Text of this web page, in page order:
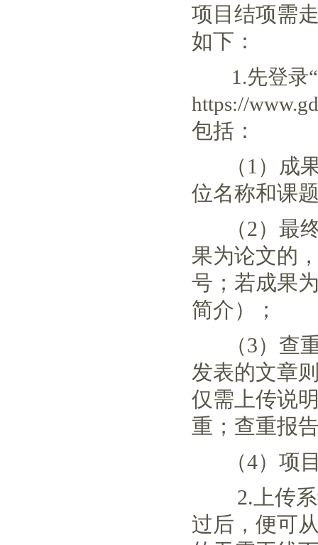
项目结项需
如下：
1.先登录
https://
包括：
（1）成果
位名称和课
（2）最终
果为论文的
号；若成果
简介）；
（3）查重
发表的文章
仅需上传说
重；查重报
（4）项目
2.上传系
过后，便可